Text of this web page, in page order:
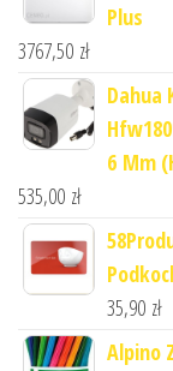
Plus
3767,50 zł
Dahua
6 Mm
535,00 zł
35,90 zł
Alpino